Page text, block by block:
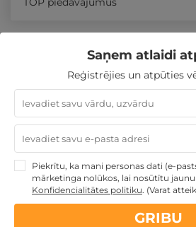
Atpūtas piedāvājums Apraksts
Saņem atlaidi
Reģistrējies un atpūties
Piekrītu, ka mani personas dati (e-
mārketinga nolūkos, lai nosūtītu
Konfidencialitātes politiku. (Varat
GRIBU